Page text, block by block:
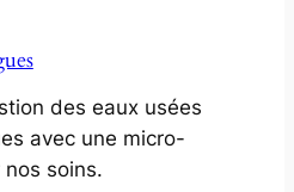
des eaux usées
avec une micro-
soins.